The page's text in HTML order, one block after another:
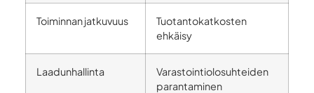
Toiminnan jatkuvuus
Tuotantokatkosten
ehkäisy
Laadunhallinta
Varastointiolosuhteiden
parantaminen